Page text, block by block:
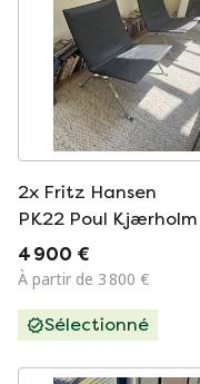
2x Fritz Hansen
PK22 Poul Kjærholm
4 900 €
À partir de 3 800 €
Sélectionné